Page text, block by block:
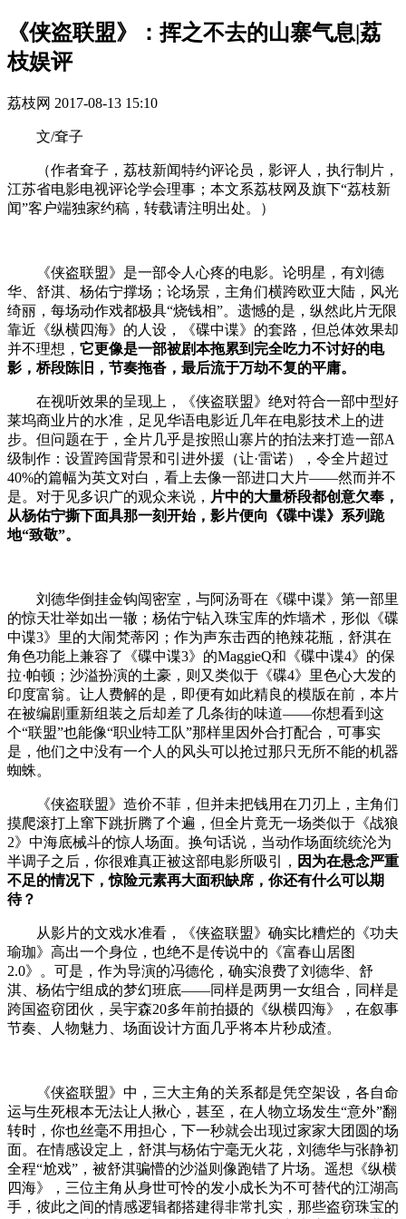
《侠盗联盟》：挥之不去的山寨气息|荔
枝娱评
荔枝网 2017-08-13 15:10
文/耷子
（作者耷子，荔枝新闻特约评论员，影评人，执行制片，
江苏省电影电视评论学会理事；本文系荔枝网及旗下“荔枝新
闻”客户端独家约稿，转载请注明出处。）
《侠盗联盟》是一部令人心疼的电影。论明星，有刘德
华、舒淇、杨佑宁撑场；论场景，主角们横跨欧亚大陆，风光
绮丽，每场动作戏都极具“烧钱相”。遗憾的是，纵然此片无限
靠近《纵横四海》的人设，《碟中谍》的套路，但总体效果却
并不理想， 它更像是一部被剧本拖累到完全吃力不讨好的电
影，桥段陈旧，节奏拖沓，最后流于万劫不复的平庸。
在视听效果的呈现上，《侠盗联盟》绝对符合一部中型好
莱坞商业片的水准，足见华语电影近几年在电影技术上的进
步。但问题在于，全片几乎是按照山寨片的拍法来打造一部A
级制作：设置跨国背景和引进外援（让·雷诺），令全片超过
40%的篇幅为英文对白，看上去像一部进口大片——然而并不
是。对于见多识广的观众来说， 片中的大量桥段都创意欠奉，
从杨佑宁撕下面具那一刻开始，影片便向《碟中谍》系列跪
地“致敬”。
刘德华倒挂金钩闯密室，与阿汤哥在《碟中谍》第一部里
的惊天壮举如出一辙；杨佑宁钻入珠宝库的炸墙术，形似《碟
中谍3》里的大闹梵蒂冈；作为声东击西的艳辣花瓶，舒淇在
角色功能上兼容了《碟中谍3》的MaggieQ和《碟中谍4》的保
拉·帕顿；沙溢扮演的土豪，则又类似于《碟4》里色心大发的
印度富翁。让人费解的是，即便有如此精良的模版在前，本片
在被编剧重新组装之后却差了几条街的味道——你想看到这
个“联盟”也能像“职业特工队”那样里因外合打配合，可事实
是，他们之中没有一个人的风头可以抢过那只无所不能的机器
蜘蛛。
《侠盗联盟》造价不菲，但并未把钱用在刀刃上，主角们
摸爬滚打上窜下跳折腾了个遍，但全片竟无一场类似于《战狼
2》中海底械斗的惊人场面。换句话说，当动作场面统统沦为
半调子之后，你很难真正被这部电影所吸引， 因为在悬念严重
不足的情况下，惊险元素再大面积缺席，你还有什么可以期
待？
从影片的文戏水准看，《侠盗联盟》确实比糟烂的《功夫
瑜珈》高出一个身位，也绝不是传说中的《富春山居图
2.0》。可是，作为导演的冯德伦，确实浪费了刘德华、舒
淇、杨佑宁组成的梦幻班底——同样是两男一女组合，同样是
跨国盗窃团伙，吴宇森20多年前拍摄的《纵横四海》，在叙事
节奏、人物魅力、场面设计方面几乎将本片秒成渣。
《侠盗联盟》中，三大主角的关系都是凭空架设，各自命
运与生死根本无法让人揪心，甚至，在人物立场发生“意外”翻
转时，你也丝毫不用担心，下一秒就会出现过家家大团圆的场
面。在情感设定上，舒淇与杨佑宁毫无火花，刘德华与张静初
全程“尬戏”，被舒淇骗懵的沙溢则像跑错了片场。遥想《纵横
四海》，三位主角从身世可怜的发小成长为不可替代的江湖高
手，彼此之间的情感逻辑都搭建得非常扎实，那些盗窃珠宝的